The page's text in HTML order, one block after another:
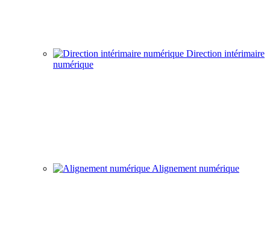
Direction intérimaire
numérique
Alignement numérique